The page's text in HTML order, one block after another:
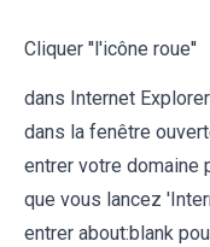
Cliquer ''l'icône roue''
dans Internet
dans la fenêtre
entrer votre domaine
que vous lancez
entrer about:blank